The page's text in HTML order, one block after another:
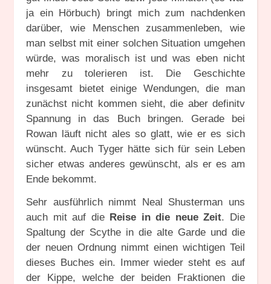
ja ein Hörbuch) bringt mich zum nachdenken
darüber, wie Menschen zusammenleben, wie
man selbst mit einer solchen Situation umgehen
würde, was moralisch ist und was eben nicht
mehr zu tolerieren ist. Die Geschichte
insgesamt bietet einige Wendungen, die man
zunächst nicht kommen sieht, die aber definitv
Spannung in das Buch bringen. Gerade bei
Rowan läuft nicht ales so glatt, wie er es sich
wünscht. Auch Tyger hätte sich für sein Leben
sicher etwas anderes gewünscht, als er es am
Ende bekommt.
Sehr ausführlich nimmt Neal Shusterman uns
auch mit auf die Reise in die neue Zeit. Die
Spaltung der Scythe in die alte Garde und die
der neuen Ordnung nimmt einen wichtigen Teil
dieses Buches ein. Immer wieder steht es auf
der Kippe, welche der beiden Fraktionen die